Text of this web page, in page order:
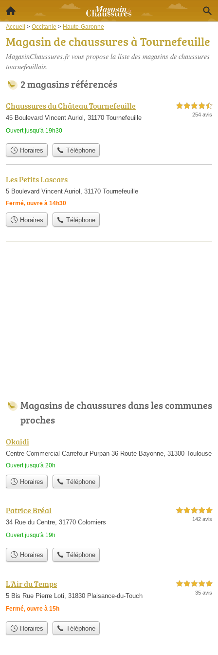
Accueil > Occitanie > Haute-Garonne
Magasin de chaussures à Tournefeuille
MagasinChaussures.fr vous propose la liste des magasins de chaussures
tournefeuillais.
2 magasins référencés
Chaussures du Château Tournefeuille
45 Boulevard Vincent Auriol, 31170 Tournefeuille
Ouvert jusqu'à 19h30
4,5 étoiles sur 5
254 avis
Horaires Téléphone
Les Petits Lascars
5 Boulevard Vincent Auriol, 31170 Tournefeuille
Fermé, ouvre à 14h30
Horaires Téléphone
Magasins de chaussures dans les communes
proches
Okaidi
Centre Commercial Carrefour Purpan 36 Route Bayonne, 31300 Toulouse
Ouvert jusqu'à 20h
Horaires Téléphone
Patrice Bréal
34 Rue du Centre, 31770 Colomiers
Ouvert jusqu'à 19h
5,0 étoiles sur 5
142 avis
Horaires Téléphone
L'Air du Temps
5 Bis Rue Pierre Loti, 31830 Plaisance-du-Touch
Fermé, ouvre à 15h
5,0 étoiles sur 5
35 avis
Horaires Téléphone